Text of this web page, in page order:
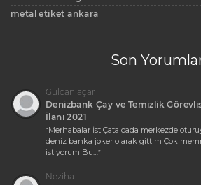
metal etiket ankara
Son
Gülcan açar
Denizbank Çay ve Temizlik
İlanı 2021
“Merhabalar İst Çatalcada merkezde
deniz banka joker olarak gittim Çok
istiyorum Bu… ”
Neziha